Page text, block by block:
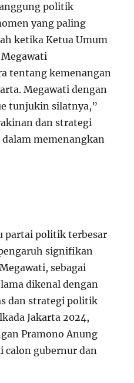
politik
yang paling
ketika Ketua Umum
Megawati
tentang kemenangan
Megawati dengan
tunjukin silatnya,”
dan strategi
memenangkan
partai politik terbesar
signifikan
sebagai
dikenal dengan
dan strategi politik
Jakarta 2024,
Pramono Anung
calon gubernur dan